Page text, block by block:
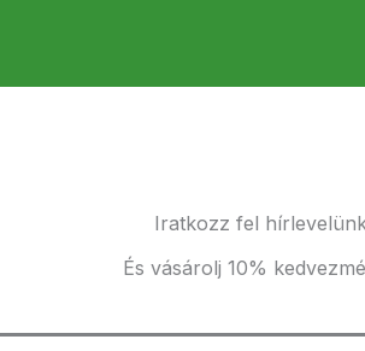
Iratkozz fel
És vásárolj 10%